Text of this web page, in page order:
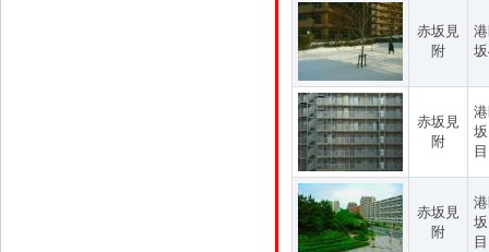
赤坂見
附
赤坂見
附
目
赤坂見
附
目